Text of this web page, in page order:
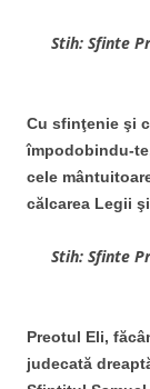
Stih: Sfinte
Cu sfinţenie şi
împodobindu-
cele
călcarea Legii
Stih: Sfinte
Preotul Eli,
judecată